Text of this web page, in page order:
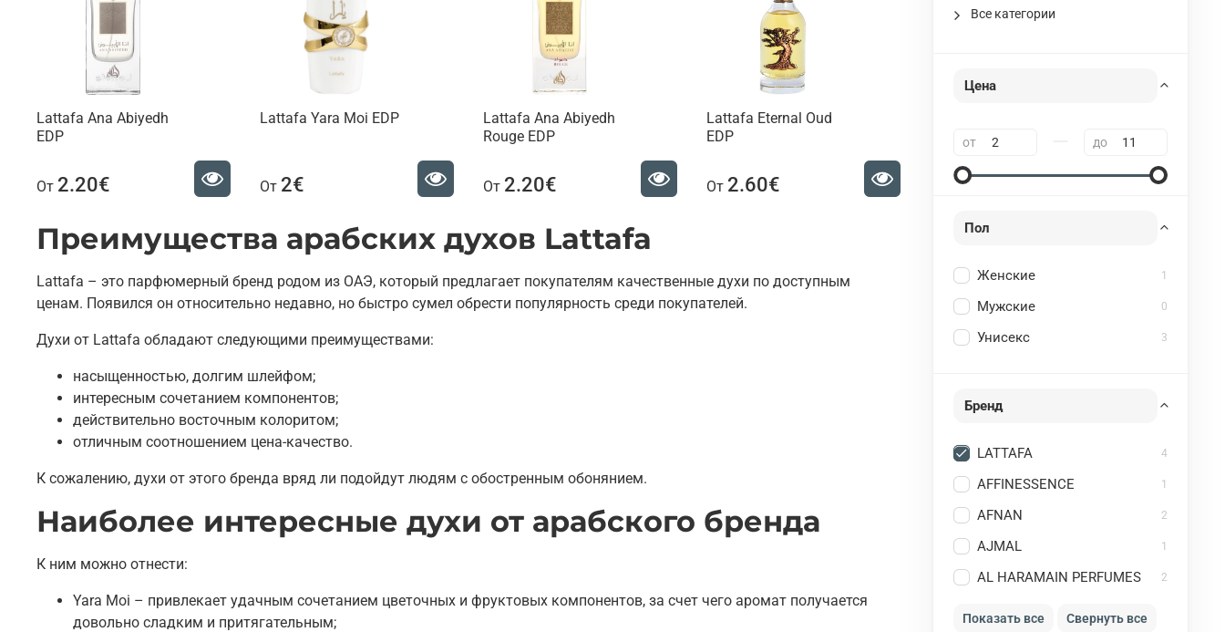
Lattafa Ana Abiyedh
EDP
От 2.20€
Lattafa Yara Moi EDP
От 2€
Lattafa Ana Abiyedh
Rouge EDP
От 2.20€
Lattafa Eternal Oud
EDP
От 2.60€
Преимущества арабских духов Lattafa
Lattafa – это парфюмерный бренд родом из ОАЭ, который предлагает покупателям качественные духи по доступным
ценам. Появился он относительно недавно, но быстро сумел обрести популярность среди покупателей.
Духи от Lattafa обладают следующими преимуществами:
насыщенностью, долгим шлейфом;
интересным сочетанием компонентов;
действительно восточным колоритом;
отличным соотношением цена-качество.
К сожалению, духи от этого бренда вряд ли подойдут людям с обостренным обонянием.
Наиболее интересные духи от арабского бренда
К ним можно отнести:
Yara Moi – привлекает удачным сочетанием цветочных и фруктовых компонентов, за счет чего аромат получается
довольно сладким и притягательным;
Все категории
Цена
от до
Пол
Женские 1
Мужские 0
Унисекс 3
Бренд
LATTAFA 4
AFFINESSENCE 1
AFNAN 2
AJMAL 1
AL HARAMAIN PERFUMES 2
Показать все Свернуть все